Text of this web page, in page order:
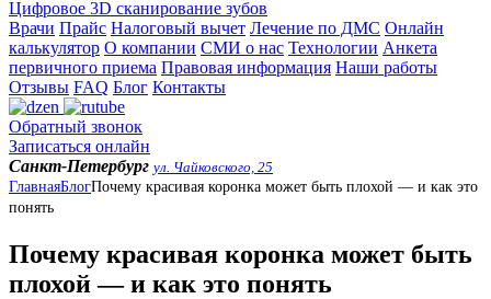
Цифровое 3D сканирование зубов
Врачи Прайс Налоговый вычет Лечение по ДМС Онлайн
калькулятор О компании СМИ о нас Технологии Анкета
первичного приема Правовая информация Наши работы
Отзывы FAQ Блог Контакты
Обратный звонок
Записаться онлайн
Санкт-Петербург ул. Чайковского, 25
ГлавнаяБлогПочему красивая коронка может быть плохой — и как это
понять
Почему красивая коронка может быть
плохой — и как это понять